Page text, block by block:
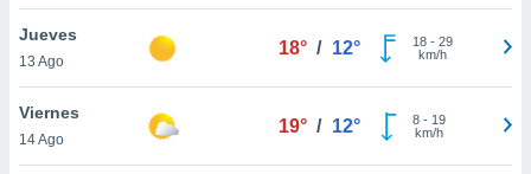
Jueves
13 Ago
18° / 12° 18- 29
km/h
Viernes
14 Ago
19° / 12° 8- 19
km/h